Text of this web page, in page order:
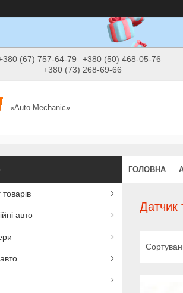
(67) 757-64-79
+380 (50) 468-05-76
+380 (73) 268-69-66
«Auto-Mechanic»
ГОЛОВНА
Датчик
авто